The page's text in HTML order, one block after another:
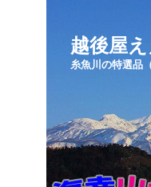
越後屋え
糸魚川の特選品